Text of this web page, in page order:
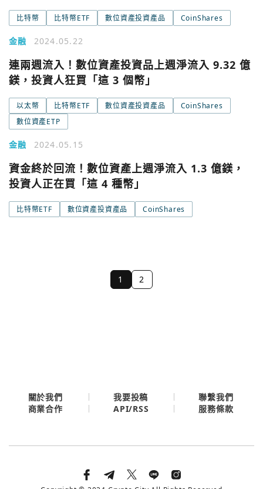
比特幣 比特幣ETF 數位資產投資產品 CoinShares
金融 2024.05.22
連兩週流入！數位資產投資品上週淨流入 9.32 億
鎂，投資人狂買「這 3 個幣」
以太幣 比特幣ETF 數位資產投資產品
CoinShares
數位資產ETP
金融 2024.05.15
資金終於回流！數位資產上週淨流入 1.3 億鎂，
投資人正在買「這 4 種幣」
比特幣ETF 數位資產投資產品 CoinShares
1 2
關於我們 我要投稿
聯繫我們
商業合作
API/RSS 服務條款